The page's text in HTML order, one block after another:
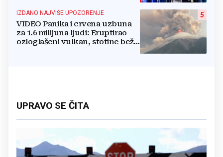
5
IZDANO NAJVIŠE UPOZORENJE
VIDEO Panika i crvena uzbuna
za 1.6 milijuna ljudi: Eruptirao
ozloglašeni vulkan, stotine beže
UPRAVO SE ČITA